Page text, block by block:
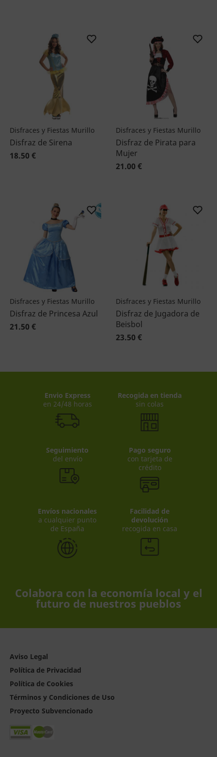
Disfraces y Fiestas Murillo
Disfraz de Sirena
18.50 €
Disfraces y Fiestas Murillo
Disfraz de Pirata para
Mujer
21.00 €
Disfraces y Fiestas Murillo
Disfraz de Princesa Azul
21.50 €
Disfraces y Fiestas Murillo
Disfraz de Jugadora de
Beisbol
23.50 €
Envio Express
en 24/48 horas
Recogida en tienda
sin colas
Seguimiento
del envío
Pago seguro
con tarjeta de
crédito
Envíos nacionales
a cualquier punto
de España
Facilidad de
devolución
recogida en casa
Colabora con la economía local y el
futuro de nuestros pueblos
Aviso Legal
Política de Privacidad
Política de Cookies
Términos y Condiciones de Uso
Proyecto Subvencionado